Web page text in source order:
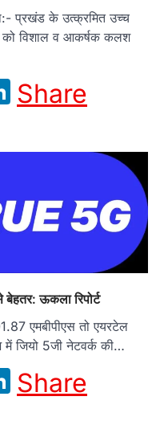
प्रखंड के उत्क्रमित उच्च
को विशाल व आकर्षक कलश
LinkedIn
Share
ऊकला रिपोर्ट
एमबीपीएस तो एयरटेल
में जियो 5जी नेटवर्क की…
LinkedIn
Share